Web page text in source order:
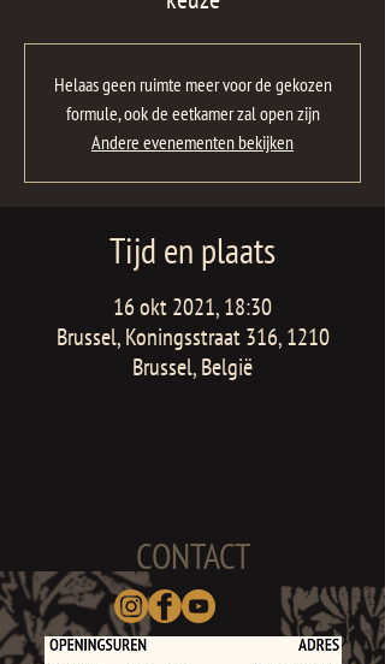
Helaas geen ruimte meer voor de gekozen
formule, ook de eetkamer zal open zijn
Andere evenementen bekijken
Tijd en plaats
16 okt 2021, 18:30
Brussel, Koningsstraat 316, 1210
Brussel, België
CONTACT